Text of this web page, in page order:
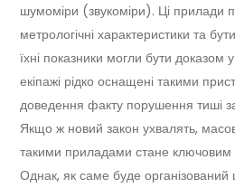
шумоміри (звукоміри). Ці прилади
метрологічні характеристики та
їхні показники могли бути доказом
екіпажі рідко оснащені такими
доведення факту порушення тиші
Якщо ж новий закон ухвалять,
такими приладами стане ключовим
Однак, як саме буде організований